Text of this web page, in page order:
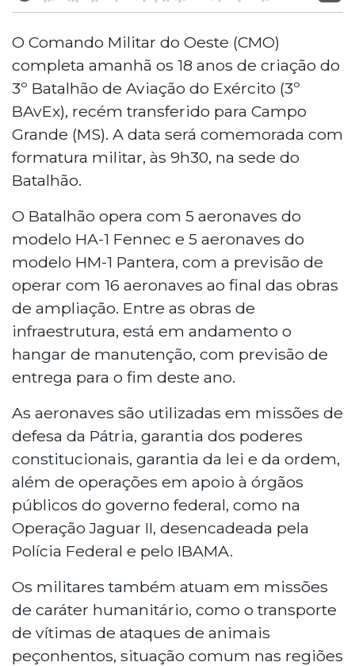
O Comando Militar do Oeste (CMO)
completa amanhã os 18 anos de criação do
3º Batalhão de Aviação do Exército (3º
BAvEx), recém transferido para Campo
Grande (MS). A data será comemorada com
formatura militar, às 9h30, na sede do
Batalhão.
O Batalhão opera com 5 aeronaves do
modelo HA-1 Fennec e 5 aeronaves do
modelo HM-1 Pantera, com a previsão de
operar com 16 aeronaves ao final das obras
de ampliação. Entre as obras de
infraestrutura, está em andamento o
hangar de manutenção, com previsão de
entrega para o fim deste ano.
As aeronaves são utilizadas em missões de
defesa da Pátria, garantia dos poderes
constitucionais, garantia da lei e da ordem,
além de operações em apoio à órgãos
públicos do governo federal, como na
Operação Jaguar II, desencadeada pela
Polícia Federal e pelo IBAMA.
Os militares também atuam em missões
de caráter humanitário, como o transporte
de vítimas de ataques de animais
peçonhentos, situação comum nas regiões